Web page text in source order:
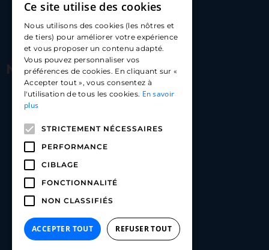
hello@carloapp.com
Nous suivre
Carlo App | Instagram
Carlo App | Linkedin
FRENCH
ENGLISH
SPANISH
Ce site utilise des cookies
Nous utilisons des cookies (les nôtres et
de tiers) pour améliorer votre expérience
et vous proposer un contenu adapté.
Vous pouvez personnaliser vos
préférences de cookies. En cliquant sur «
Accepter tout », vous consentez à
l'utilisation de tous les cookies. En savoir
plus
STRICTEMENT NÉCESSAIRES
PERFORMANCE
CIBLAGE
FONCTIONNALITÉ
NON CLASSIFIÉS
ACCEPTER TOUT REFUSER TOUT